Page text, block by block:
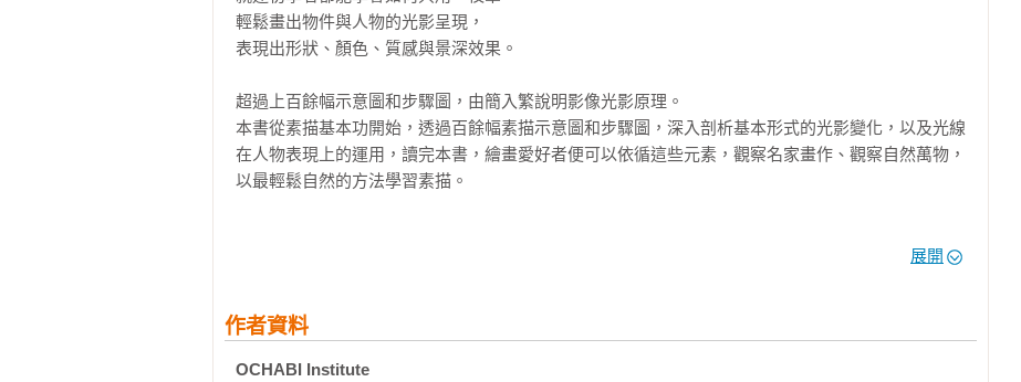
輕鬆畫出物件與人物的光影呈現，
表現出形狀、顏色、質感與景深效果。
超過上百餘幅示意圖和步驟圖，由簡入繁說明影像光影原理。
本書從素描基本功開始，透過百餘幅素描示意圖和步驟圖，深入剖析基本形式的光影變化，以及光線
在人物表現上的運用，讀完本書，繪畫愛好者便可以依循這些元素，觀察名家畫作、觀察自然萬物，
以最輕鬆自然的方法學習素描。
《一枝筆就能開始的素描課【視角篇】：從一條線開始的邏輯素描技法，沒有繪畫天賦也能畫出傳達
邏輯素描技法讓任何人都能
從一條線開始，輕鬆畫出有空間感與立體感的圖像。
展開
作者資料
OCHABI Institute